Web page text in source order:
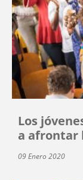
Los
a afrontar
09 Enero 2020